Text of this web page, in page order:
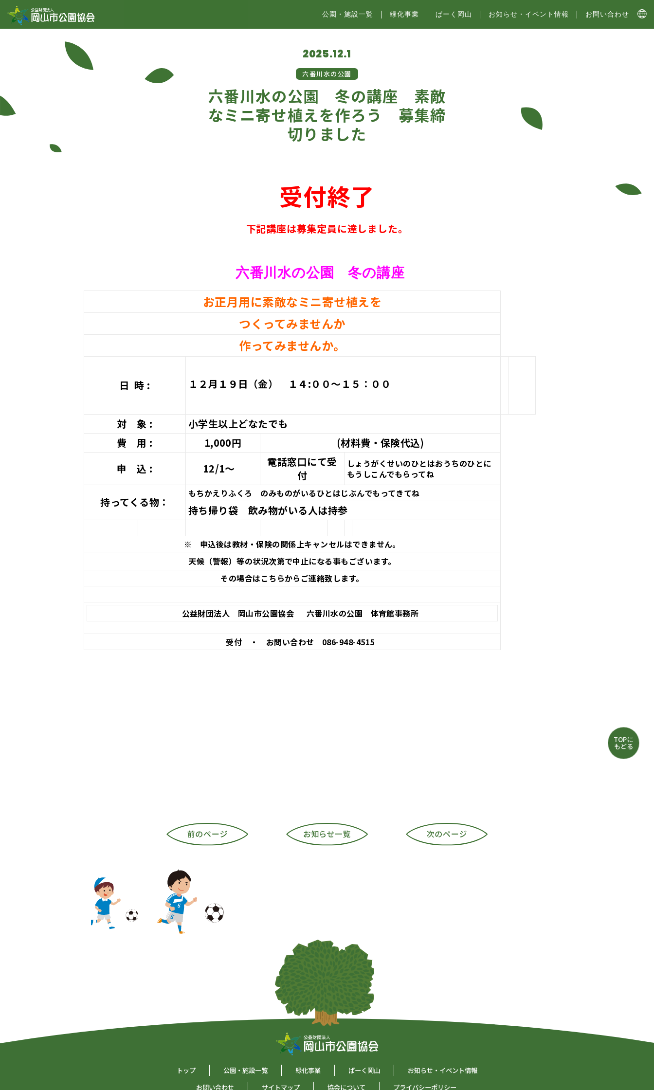
コンテンツへスキップ
公園・施設⼀覧 緑化事業 ぱーく岡山 お知らせ・イベント情報 お問い合わせ
2025.12.1
六番川水の公園
六番川水の公園 冬の講座 素敵
なミニ寄せ植えを作ろう 募集締
切りました
受付終了
下記講座は募集定員に達しました。
六番川水の公園 冬の講座
お正月用に素敵なミニ寄せ植えを
つくってみませんか
作ってみませんか。
日 時 : １２月１９日（金） １４:００～１５：００
対 象 :
小学生以上どなたでも
費 用 :
1,000円
(材料費・保険代込)
申 込 :
12/1～
電話窓口にて受
付
しょうがくせいのひとはおうちのひとに
もうしこんでもらってね
持ってくる物：
もちかえりふくろ のみものがいるひとはじぶんでもってきてね
持ち帰り袋 飲み物がいる人は持参
※ 申込後は教材・保険の関係上キャンセルはできません。
天候（警報）等の状況次第で中止になる事もございます。
その場合はこちらからご連絡致します。
公益財団法人 岡山市公園協会 六番川水の公園 体育館事務所
受付 ・ お問い合わせ 086-948-4515
トップ 公園・施設一覧 緑化事業 ぱーく岡山
お知らせ・イベント情報
お問い合わせ
サイトマップ 協会について プライバシーポリシー
TOPに
もどる